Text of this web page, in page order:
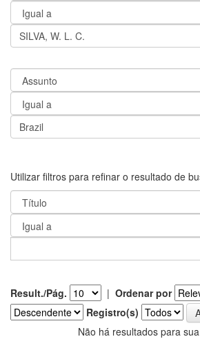
Utilizar filtros para refinar o resultado de
Result./Pág. | Ordenar por
Registro(s)
Não há resultados para